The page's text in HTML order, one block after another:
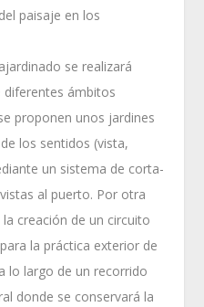
paisaje en los
se realizará
diferentes ámbitos
proponen unos jardines
los sentidos (vista,
un sistema de corta-
al puerto. Por otra
creación de un circuito
la práctica exterior de
lo largo de un recorrido
donde se conservará la